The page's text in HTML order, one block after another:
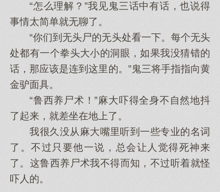
“怎么理解？”我见鬼三话中有话，也说得
事情太简单就无聊了。
“你们到无头尸的无头处看一下。每个无头
处都有一个拳头大小的洞眼，如果我没猜错的
话，那应该是连到这里的。”鬼三将手指指向黄
金驴面具。
“鲁西养尸术！”麻大吓得全身不自然地抖
了起来，就差坐在地上了。
我很久没从麻大嘴里听到一些专业的名词
了。不过只要他一说，总会让人觉得死神来
了。这鲁西养尸术我不得而知，不过听着就怪
吓人的。